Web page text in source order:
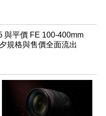
與平價 FE 100-400mm
規格與售價全面流出